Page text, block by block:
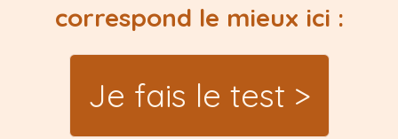
correspond le mieux ici :
Je fais le test >